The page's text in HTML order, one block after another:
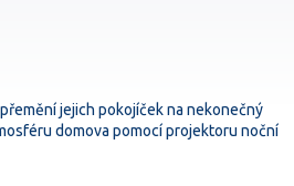
jejich pokojíček na nekonečný
domova pomocí projektoru noční